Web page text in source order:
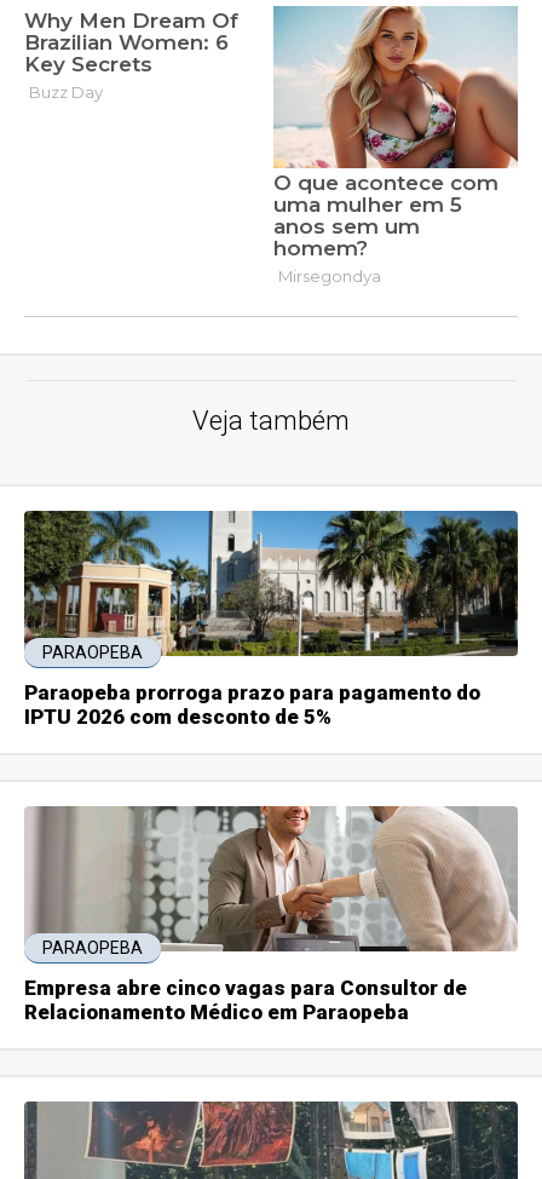
Veja também
PARAOPEBA
Paraopeba prorroga prazo para pagamento do
IPTU 2026 com desconto de 5%
PARAOPEBA
Empresa abre cinco vagas para Consultor de
Relacionamento Médico em Paraopeba